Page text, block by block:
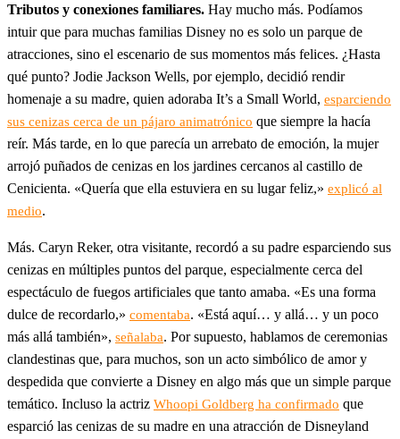
Tributos y conexiones familiares. Hay mucho más. Podíamos
intuir que para muchas familias Disney no es solo un parque de
atracciones, sino el escenario de sus momentos más felices. ¿Hasta
qué punto? Jodie Jackson Wells, por ejemplo, decidió rendir
homenaje a su madre, quien adoraba It’s a Small World, esparciendo
sus cenizas cerca de un pájaro animatrónico que siempre la hacía
reír. Más tarde, en lo que parecía un arrebato de emoción, la mujer
arrojó puñados de cenizas en los jardines cercanos al castillo de
Cenicienta. «Quería que ella estuviera en su lugar feliz,» explicó al
medio.
Más. Caryn Reker, otra visitante, recordó a su padre esparciendo sus
cenizas en múltiples puntos del parque, especialmente cerca del
espectáculo de fuegos artificiales que tanto amaba. «Es una forma
dulce de recordarlo,» comentaba. «Está aquí… y allá… y un poco
más allá también», señalaba. Por supuesto, hablamos de ceremonias
clandestinas que, para muchos, son un acto simbólico de amor y
despedida que convierte a Disney en algo más que un simple parque
temático. Incluso la actriz Whoopi Goldberg ha confirmado que
esparció las cenizas de su madre en una atracción de Disneyland